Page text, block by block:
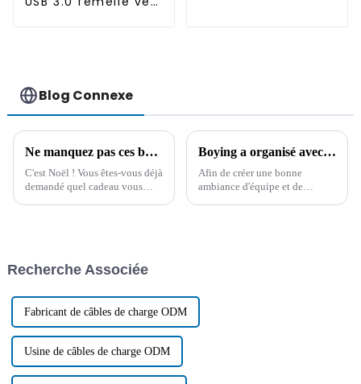
Blog Connexe
Ne manquez pas ces bons articles comme cadeau de Noël !
C'est Noël ! Vous êtes-vous déjà
demandé quel cadeau vous
Boying a organisé avec succès un concours de connaissances sur les produits
Afin de créer une bonne
ambiance d'équipe et de
Recherche Associée
Fabricant de câbles de charge ODM
Usine de câbles de charge ODM